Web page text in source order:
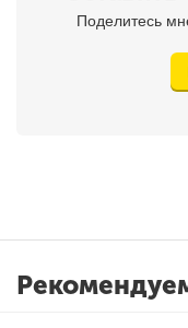
Поделитесь